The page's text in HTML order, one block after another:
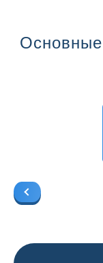
Основные